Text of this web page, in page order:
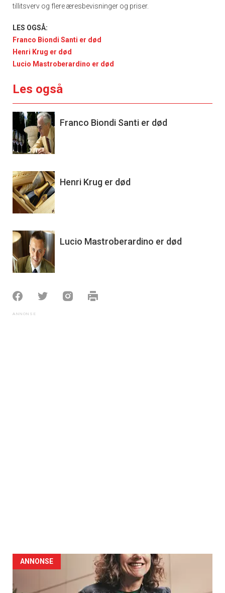
tillitsverv og flere æresbevisninger og priser.
LES OGSÅ:
Franco Biondi Santi er død
Henri Krug er død
Lucio Mastroberardino er død
Les også
Franco Biondi Santi er død
Henri Krug er død
Lucio Mastroberardino er død
ANNONSE